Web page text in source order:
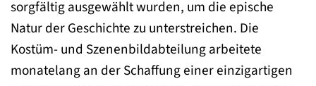
sorgfältig ausgewählt wurden, um die epische
Natur der Geschichte zu unterstreichen. Die
Kostüm- und Szenenbildabteilung arbeitete
monatelang an der Schaffung einer einzigartigen